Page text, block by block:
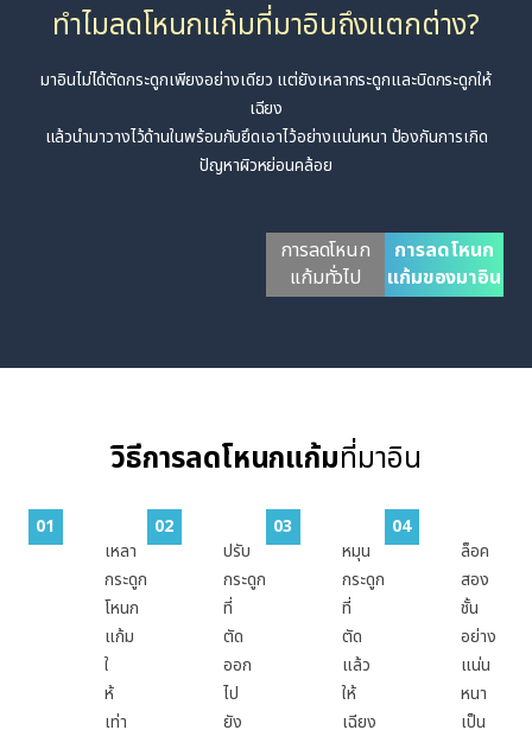
ทำไมลดโหนกแก้มที่มาอินถึงแตกต่าง?
มาอินไม่ได้ตัดกระดูกเพียงอย่างเดียว แต่ยังเหลากระดูกและบิดกระดูกให้
เฉียง
แล้วนำมาวางไว้ด้านในพร้อมกับยึดเอาไว้อย่างแน่นหนา ป้องกันการเกิด
ปัญหาผิวหย่อนคล้อย
การลดโหนก
แก้มทั่วไป
การลดโหนก
แก้มของมาอิน
วิธีการลดโหนกแก้มที่มาอิน
01
เหลา
กระดูก
โหนก
แก้ม
ใ
ห้
เท่า
02
ปรับ
กระดูก
ที่
ตัด
ออก
ไป
ยัง
03
หมุน
กระดูก
ที่
ตัด
แล้ว
ให้
เฉียง
04
ล็อค
สอง
ชั้น
อย่าง
แน่น
หนา
เป็น